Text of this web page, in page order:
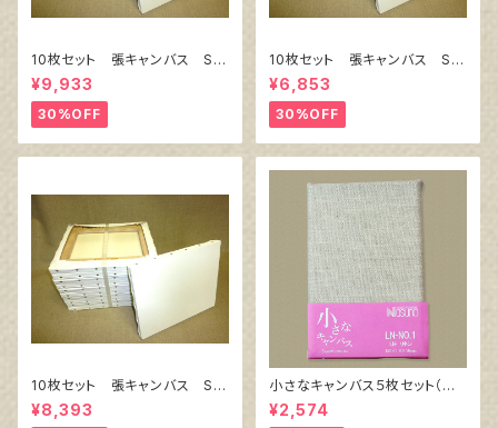
10枚セット 張キャンバス Sn
owWhite SPC（綿・ポリエステ
ル）F8 455㎜×380㎜
¥9,933
30%OFF
10枚セット 張キャンバス Sn
owWhite SPC（綿・ポリエステ
ル）F4 333㎜×242㎜
¥6,853
30%OFF
10枚セット 張キャンバス Sn
owWhite SPC（綿・ポリエステ
ル）F6 410㎜×318㎜
¥8,393
小さなキャンバス５枚セット（麻
キャンバス裏面張り）
¥2,574